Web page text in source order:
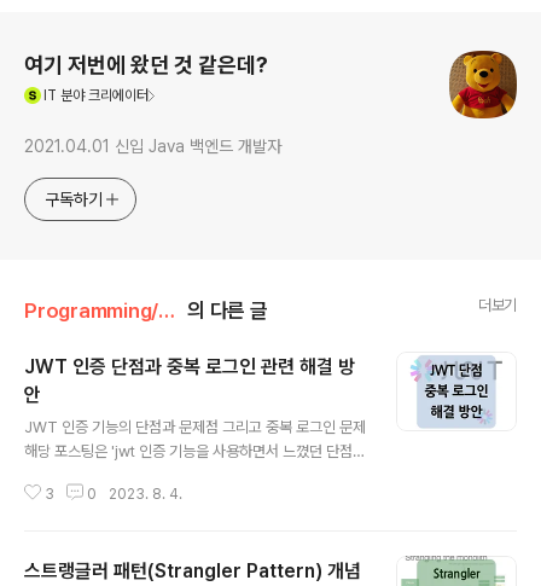
여기 저번에 왔던 것 같은데?
IT 분야 크리에이터
2021.04.01 신입 Java 백엔드 개발자
구독하기
Programming/Web 의 다른 글 더보기
JWT 인증 단점과 중복 로그인 관련 해결 방
안
JWT 인증 기능의 단점과 문제점 그리고 중복 로그인 문제
해당 포스팅은 'jwt 인증 기능을 사용하면서 느꼈던 단점과
방안'을 정리한 것입니다. 사실 '해결'이라기보다는 '타
인증 사용 이유 클라우드 기반의 MSA 환경과 RESTful A
3 0 2023. 8. 4.
스트랭글러 패턴(Strangler Pattern) 개념